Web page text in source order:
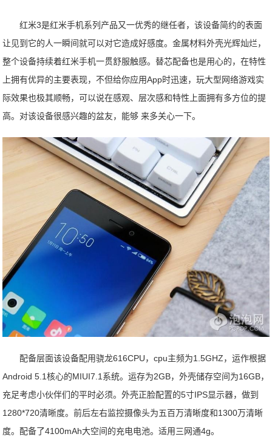
红米3是红米手机系列产品又一优秀的继任者，该设备简约的表面
让见到它的人一瞬间就可以对它造成好感度。金属材料外壳光辉灿烂，
整个设备持续着红米手机一贯舒服触感。替芯配备也是用心的，在特性
上拥有优异的主要表现，不但给你应用App时迅速，玩大型网络游戏实
际效果也极其顺畅，可以说在感观、层次感和特性上面拥有多方位的提
高。对该设备很感兴趣的盆友，能够 来多关心一下。
配备层面该设备配用骁龙616CPU，cpu主频为1.5GHZ，运作根据
Android 5.1核心的MIUI7.1系统。运存为2GB，外壳储存空间为16GB，
充足考虑小伙伴们的平时必须。外壳正脸配置的5寸IPS显示器，做到
1280*720清晰度。前后左右监控摄像头为五百万清晰度和1300万清晰
度。配备了4100mAh大空间的充电电池。适用三网通4g。